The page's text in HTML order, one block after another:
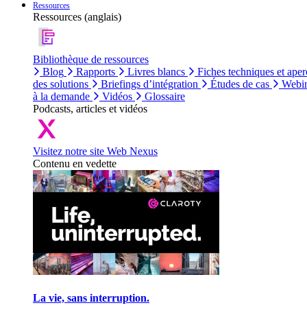
Ressources
Ressources (anglais)
Bibliothèque de ressources
Blog
Rapports Livres blancs
Fiches techniques et
des solutions
Briefings d’intégration Études de cas
à la demande
Vidéos
Glossaire
Podcasts, articles et vidéos
Visitez notre site Web Nexus
Contenu en vedette
La vie, sans interruption.